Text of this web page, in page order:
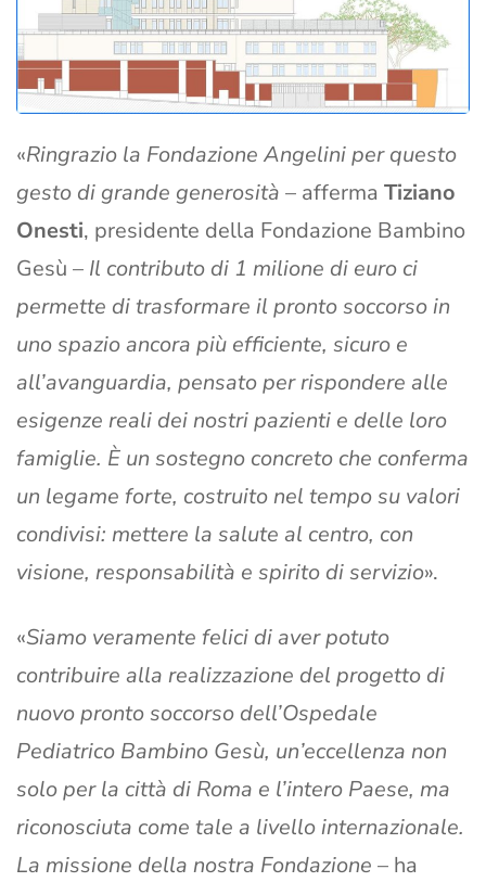
«Ringrazio la Fondazione Angelini per questo
gesto di grande generosità – afferma Tiziano
Onesti, presidente della Fondazione Bambino
Gesù – Il contributo di 1 milione di euro ci
permette di trasformare il pronto soccorso in
uno spazio ancora più efficiente, sicuro e
all’avanguardia, pensato per rispondere alle
esigenze reali dei nostri pazienti e delle loro
famiglie. È un sostegno concreto che conferma
un legame forte, costruito nel tempo su valori
condivisi: mettere la salute al centro, con
visione, responsabilità e spirito di servizio».
«Siamo veramente felici di aver potuto
contribuire alla realizzazione del progetto di
nuovo pronto soccorso dell’Ospedale
Pediatrico Bambino Gesù, un’eccellenza non
solo per la città di Roma e l’intero Paese, ma
riconosciuta come tale a livello internazionale.
La missione della nostra Fondazione – ha